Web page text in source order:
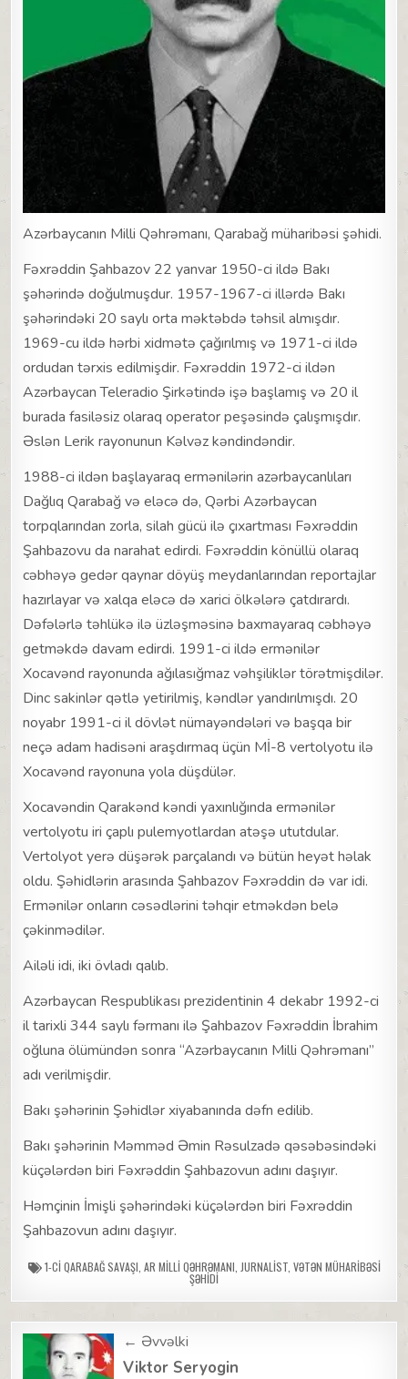
Azərbaycanın Milli Qəhrəmanı, Qarabağ müharibəsi şəhidi.
Fəxrəddin Şahbazov 22 yanvar 1950-ci ildə Bakı
şəhərində doğulmuşdur. 1957-1967-ci illərdə Bakı
şəhərindəki 20 saylı orta məktəbdə təhsil almışdır.
1969-cu ildə hərbi xidmətə çağırılmış və 1971-ci ildə
ordudan tərxis edilmişdir. Fəxrəddin 1972-ci ildən
Azərbaycan Teleradio Şirkətində işə başlamış və 20 il
burada fasiləsiz olaraq operator peşəsində çalışmışdır.
Əslən Lerik rayonunun Kəlvəz kəndindəndir.
1988-ci ildən başlayaraq ermənilərin azərbaycanlıları
Dağlıq Qarabağ və eləcə də, Qərbi Azərbaycan
torpqlarından zorla, silah gücü ilə çıxartması Fəxrəddin
Şahbazovu da narahat edirdi. Fəxrəddin könüllü olaraq
cəbhəyə gedər qaynar döyüş meydanlarından reportajlar
hazırlayar və xalqa eləcə də xarici ölkələrə çatdırardı.
Dəfələrlə təhlükə ilə üzləşməsinə baxmayaraq cəbhəyə
getməkdə davam edirdi. 1991-ci ildə ermənilər
Xocavənd rayonunda ağılasığmaz vəhşiliklər törətmişdilər.
Dinc sakinlər qətlə yetirilmiş, kəndlər yandırılmışdı. 20
noyabr 1991-ci il dövlət nümayəndələri və başqa bir
neçə adam hadisəni araşdırmaq üçün Mİ-8 vertolyotu ilə
Xocavənd rayonuna yola düşdülər.
Xocavəndin Qarakənd kəndi yaxınlığında ermənilər
vertolyotu iri çaplı pulemyotlardan atəşə ututdular.
Vertolyot yerə düşərək parçalandı və bütün heyət həlak
oldu. Şəhidlərin arasında Şahbazov Fəxrəddin də var idi.
Ermənilər onların cəsədlərini təhqir etməkdən belə
çəkinmədilər.
Ailəli idi, iki övladı qalıb.
Azərbaycan Respublikası prezidentinin 4 dekabr 1992-ci
il tarixli 344 saylı fərmanı ilə Şahbazov Fəxrəddin İbrahim
oğluna ölümündən sonra “Azərbaycanın Milli Qəhrəmanı”
adı verilmişdir.
Bakı şəhərinin Şəhidlər xiyabanında dəfn edilib.
Bakı şəhərinin Məmməd Əmin Rəsulzadə qəsəbəsindəki
küçələrdən biri Fəxrəddin Şahbazovun adını daşıyır.
Həmçinin İmişli şəhərindəki küçələrdən biri Fəxrəddin
Şahbazovun adını daşıyır.
1-CI QARABAĞ SAVAŞI AR MILLI QƏHRƏMANI JURNALIST, VƏTƏN MÜHARIBƏSI
ŞƏHIDI
Post
navigation
← Əvvəlki
Viktor Seryogin